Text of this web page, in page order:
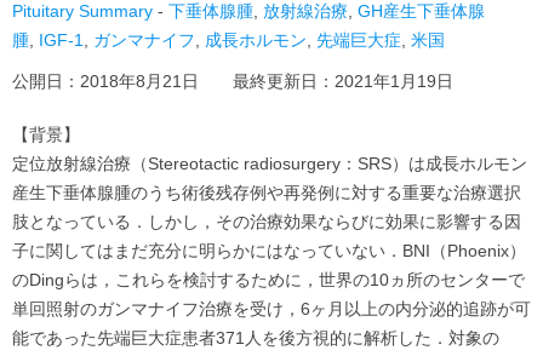
Pituitary Summary - 下垂体腺腫 放射線治療 GH産生下垂体腺
腫 IGF-1 ガンマナイフ 成長ホルモン 先端巨大症 米国
公開日： 2018年8月21日 最終更新日： 2021年1月19日
【背景】
定位放射線治療（Stereotactic radiosurgery：SRS）は成長ホルモン
産生下垂体腺腫のうち術後残存例や再発例に対する重要な治療選択
肢となっている．しかし，その治療効果ならびに効果に影響する因
子に関してはまだ充分に明らかにはなっていない．BNI（Phoenix）
のDingらは，これらを検討するために，世界の10ヵ所のセンターで
単回照射のガンマナイフ治療を受け，6ヶ月以上の内分泌的追跡が可
能であった先端巨大症患者371人を後方視的に解析した．対象の